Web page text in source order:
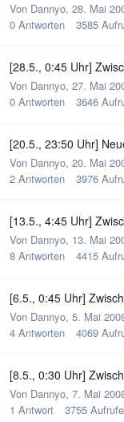
Von Dannyo, 28. Mai
0 Antworten 3585
[28.5., 0:45 Uhr]
Von Dannyo, 27. Mai
0 Antworten 3646
[20.5., 23:50 Uhr]
Von Dannyo, 20. Mai
2 Antworten 3976
[13.5., 4:45 Uhr]
Von Dannyo, 13. Mai
8 Antworten 4415
[6.5., 0:45 Uhr]
Von Dannyo, 5. Mai
4 Antworten 4069
[8.5., 0:30 Uhr]
Von Dannyo, 7. Mai
1 Antwort 3755 Aufrufe